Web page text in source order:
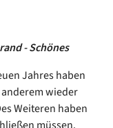
- Schönes
Jahres haben
wieder
Weiteren haben